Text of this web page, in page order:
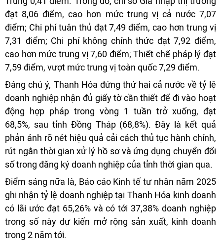
đạt 8,06 điểm, cao hơn mức trung vị cả nước 7,07
điểm; Chi phí tuân thủ đạt 7,49 điểm, cao hơn trung vị
7,31 điểm; Chi phí không chính thức đạt 7,92 điểm,
cao hơn mức trung vị 7,60 điểm; Thiết chế pháp lý đạt
7,59 điểm, vượt mức trung vị toàn quốc 7,29 điểm.
Đáng chú ý, Thanh Hóa đứng thứ hai cả nước về tỷ lệ
doanh nghiệp nhận đủ giấy tờ cần thiết để đi vào hoạt
động hợp pháp trong vòng 1 tuần trở xuống, đạt
68,5%, sau tỉnh Đồng Tháp (68,8%). Đây là kết quả
phản ánh rõ nét hiệu quả cải cách thủ tục hành chính,
rút ngắn thời gian xử lý hồ sơ và ứng dụng chuyển đổi
số trong đăng ký doanh nghiệp của tỉnh thời gian qua.
Điểm sáng nữa là, Báo cáo Kinh tế tư nhân năm 2025
ghi nhận tỷ lệ doanh nghiệp tại Thanh Hóa kinh doanh
có lãi ước đạt 65,26% và có tới 37,38% doanh nghiệp
trong số này dự kiến mở rộng sản xuất, kinh doanh
trong 2 năm tới.